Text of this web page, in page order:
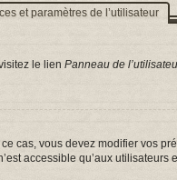
et paramètres de l’utilisateur
le lien Panneau de
cas, vous devez modifier vos
accessible qu’aux